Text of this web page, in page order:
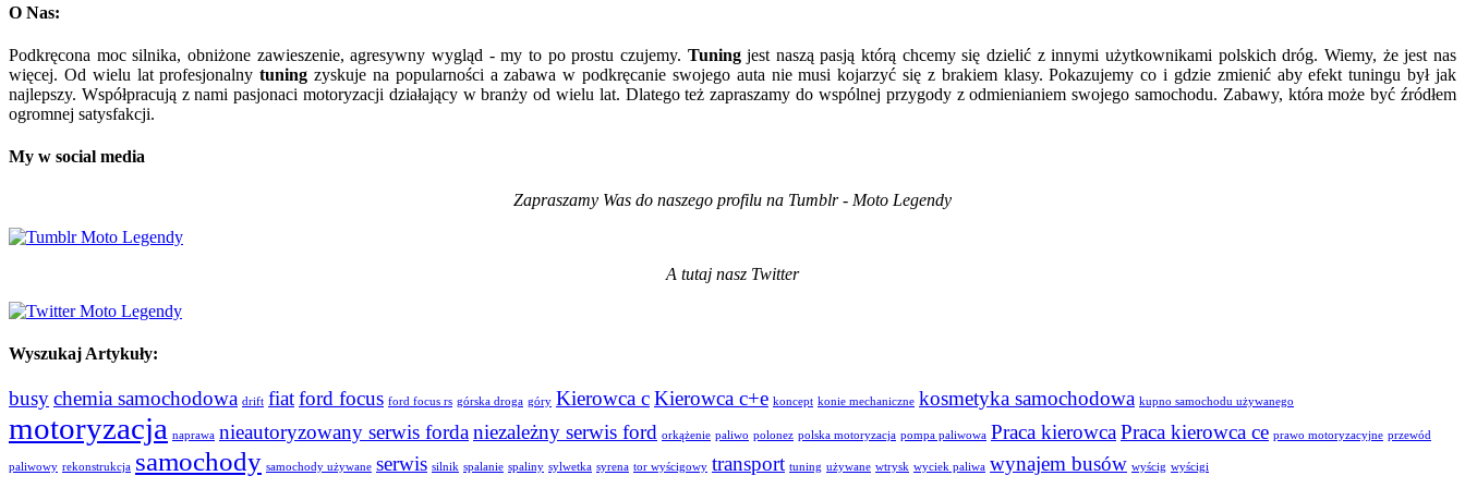
O Nas:
Podkręcona moc silnika, obniżone zawieszenie, agresywny wygląd - my to po prostu czujemy. Tuningjest naszą pasją którą chcemy się dzielić z innymi użytkownikami polskich dróg. Wiemy, że jest nas
więcej. Od wielu lat profesjonalnytuning zyskuje na popularności a zabawa w podkręcanie swojego auta nie musi kojarzyć się z brakiem klasy. Pokazujemy co i gdzie zmienić aby efekt tuningu był jak
najlepszy. Współpracują z nami pasjonaci motoryzacji działający w branży od wielu lat. Dlatego też zapraszamy do wspólnej przygody z odmienianiem swojego samochodu. Zabawy, która może być źródłem
ogromnej satysfakcji.
My w social media
Zapraszamy Was do naszego profilu na Tumblr - Moto Legendy
A tutaj nasz Twitter
Wyszukaj Artykuły:
busychemia samochodowa drift fiatford focus ford focus rs górska droga góry Kierowca cKierowca c+e koncept konie mechaniczne kosmetyka samochodowa kupno samochodu używanego
motoryzacja naprawa nieautoryzowany serwis fordaniezależny serwis ford orkążenie paliwo polonez polska motoryzacja pompa paliwowa Praca kierowcaPraca kierowca ce prawo motoryzacyjne przewód
paliwowy rekonstrukcja samochody samochody używane serwis silnik spalanie spaliny sylwetka syrena tor wyścigowy transport tuning używane wtrysk wyciek paliwa wynajem busów wyścig wyścigi